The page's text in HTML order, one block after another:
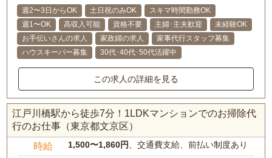
週2〜3日からOK 土日祝のみOK
スキマ時間勤務OK
週1〜OK
高収入可能 資格不要 主婦･主夫歓迎
未経験OK
お手伝いさんの求人
家政婦の求人
家事代行スタッフ募集
ハウスキーパー募集
30代･40代･50代活躍中
この求人の詳細を見る
江戸川橋駅から徒歩7分！1LDKマンションでのお掃除代
行のお仕事（東京都文京区）
時給 1,500〜1,860円 、交通費支給、前払い制度あり